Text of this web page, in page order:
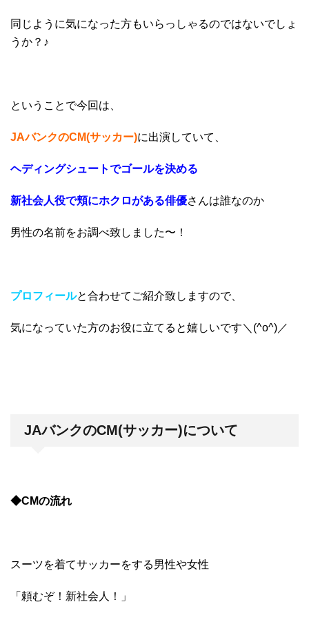
同じように気になった方もいらっしゃるのではないでしょ
うか？♪
ということで今回は、
JAバンクのCM(サッカー)に出演していて、
ヘディングシュートでゴールを決める
新社会人役で頬にホクロがある俳優さんは誰なのか
男性の名前をお調べ致しました〜！
プロフィールと合わせてご紹介致しますので、
気になっていた方のお役に立てると嬉しいです＼(^o^)／
JAバンクのCM(サッカー)について
◆CMの流れ
スーツを着てサッカーをする男性や女性
「頼むぞ！新社会人！」